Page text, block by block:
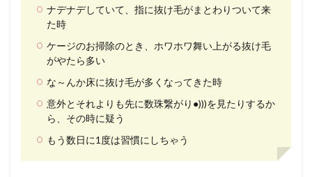
ナデナデしていて、指に抜け毛がまとわりついて来
た時
ケージのお掃除のとき、ホワホワ舞い上がる抜け毛
がやたら多い
な～んか床に抜け毛が多くなってきた時
意外とそれよりも先に数珠繋がり●)))を見たりするか
ら、その時に疑う
もう数日に1度は習慣にしちゃう